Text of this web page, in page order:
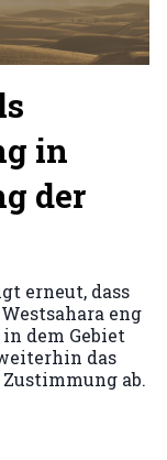
in
der
erneut, dass
eng
dem Gebiet
das
ab.